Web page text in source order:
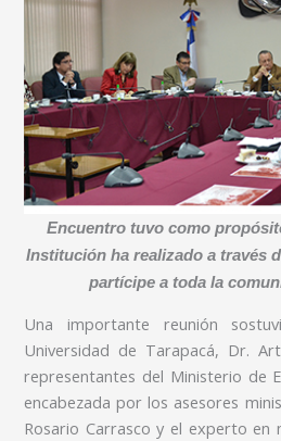
Encuentro tuvo como
Institución ha realizado a través
partícipe a toda la
Una importante reunión
Universidad de Tarapacá, Dr.
representantes del Ministerio de
encabezada por los asesores
Rosario Carrasco y el experto en